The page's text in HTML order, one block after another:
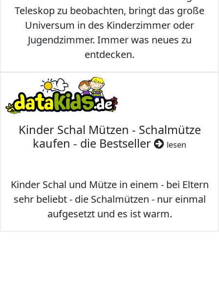
Teleskop zu beobachten, bringt das große
Universum in des Kinderzimmer oder
Jugendzimmer. Immer was neues zu
entdecken.
Kinder Schal Mützen - Schalmütze
kaufen - die Bestseller
lesen
Kinder Schal und Mütze in einem - bei Eltern
sehr beliebt - die Schalmützen - nur einmal
aufgesetzt und es ist warm.